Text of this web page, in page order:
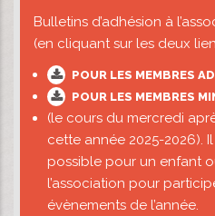
Bulletins d’adhésion à
(en cliquant sur les deux
POUR LES MEMBRES
POUR LES MEMBRES
(le cours du mercredi
cette année 2025-2026). Il
possible pour un enfant
l’association pour
évènements de l’année.